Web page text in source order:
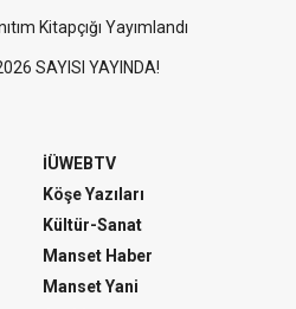
Kitapçığı Yayımlandı
SAYISI YAYINDA!
İÜWEBTV
Köşe Yazıları
Kültür-Sanat
Manset Haber
Manset Yani